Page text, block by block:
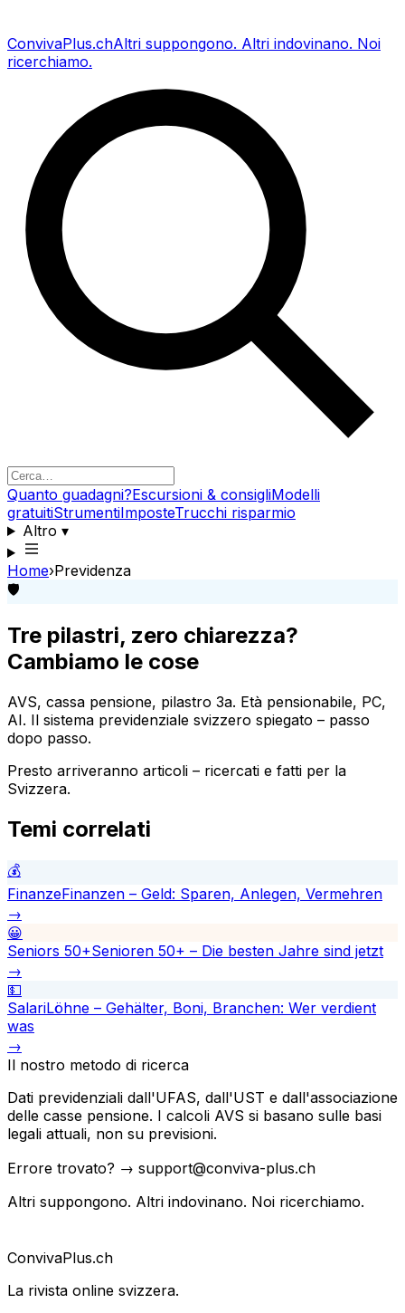
ConvivaPlus.chAltri suppongono. Altri indovinano. Noi
ricerchiamo.
Quanto guadagni?Escursioni & consigliModelli
gratuitiStrumentiImposteTrucchi risparmio
Altro ▾
Home›Previdenza
🛡️
Tre pilastri, zero chiarezza?
Cambiamo le cose
AVS, cassa pensione, pilastro 3a. Età pensionabile, PC,
AI. Il sistema previdenziale svizzero spiegato – passo
dopo passo.
Presto arriveranno articoli – ricercati e fatti per la
Svizzera.
Temi correlati
💰
FinanzeFinanzen – Geld: Sparen, Anlegen, Vermehren
→
😀
Seniors 50+Senioren 50+ – Die besten Jahre sind jetzt
→
💵
SalariLöhne – Gehälter, Boni, Branchen: Wer verdient
was
→
Il nostro metodo di ricerca
Dati previdenziali dall'UFAS, dall'UST e dall'associazione
delle casse pensione. I calcoli AVS si basano sulle basi
legali attuali, non su previsioni.
Errore trovato? → support@conviva-plus.ch
Altri suppongono. Altri indovinano. Noi ricerchiamo.
ConvivaPlus.ch
La rivista online svizzera.